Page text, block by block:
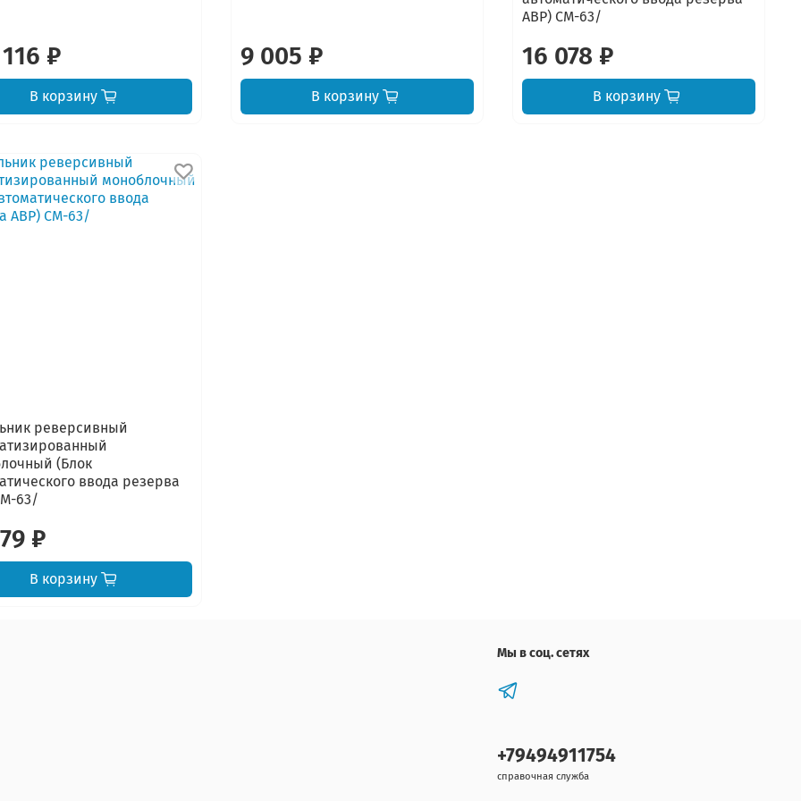
₽
В корзину
9 005 ₽
В корзину
АВР) CM-63/
16 078 ₽
В корзину
реверсивный
(Блок
ввода резерва
63/
₽
В корзину
Мы в соц. сетях
+79494911754
справочная служба